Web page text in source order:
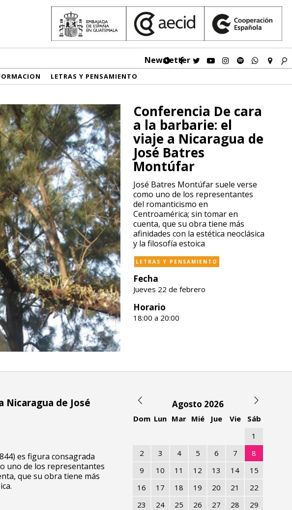
Newsletter
LETRAS Y PENSAMIENTO
Conferencia De cara
a la barbarie: el
viaje a Nicaragua de
José Batres
Montúfar
José Batres Montúfar suele verse
como uno de los representantes
del romanticismo en
Centroamérica; sin tomar en
cuenta, que su obra tiene más
afinidades con la estética neoclásica
y la filosofía estoica
LETRAS Y PENSAMIENTO
Fecha
Jueves 22 de febrero
Horario
18:00 a 20:00
Nicaragua de José
es figura consagrada
uno de los representantes
que su obra tiene más
Agosto 2026
Dom Lun Mar Mié Jue Vie
Sáb
1
2
3 4 5 6 7
8
9
10 11 12 13 14
15
16
17 18 19 20 21
22
23
24 25 26 27 28
29